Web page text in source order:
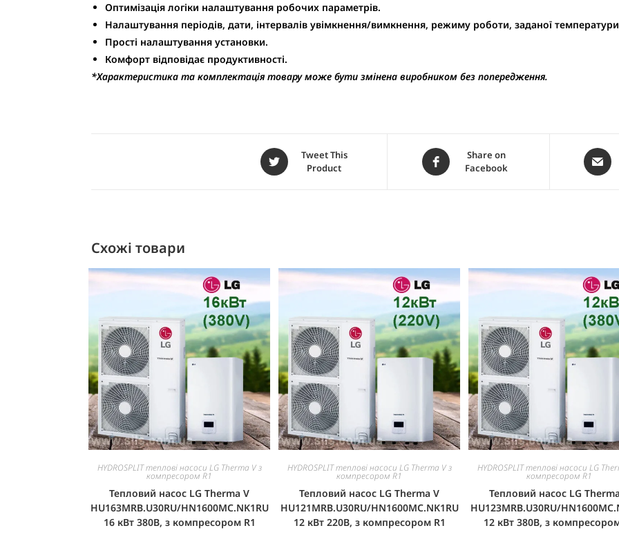
Оптимізація логіки налаштування робочих параметрів.
Налаштування періодів, дати, інтервалів увімкнення/вимкнення, режиму роботи, заданої температури
Прості налаштування установки.
Комфорт відповідає продуктивності.
*Характеристика та комплектація товару може бути змінена виробником без попередження.
Tweet This
Product
Share on
Facebook
Схожі товари
HYDROSPLIT теплові насоси LG Therma V з
компресором R1
Тепловий насос LG Therma V
HU163MRB.U30RU/HN1600MC.NK1RU
16 кВт 380В, з компресором R1
HYDROSPLIT теплові насоси LG Therma V з
компресором R1
Тепловий насос LG Therma V
HU121MRB.U30RU/HN1600MC.NK1RU
12 кВт 220В, з компресором R1
HYDROSPLIT теплові насоси LG
компресором R1
Тепловий насос LG
HU123MRB.U30RU/
12 кВт 380В, з